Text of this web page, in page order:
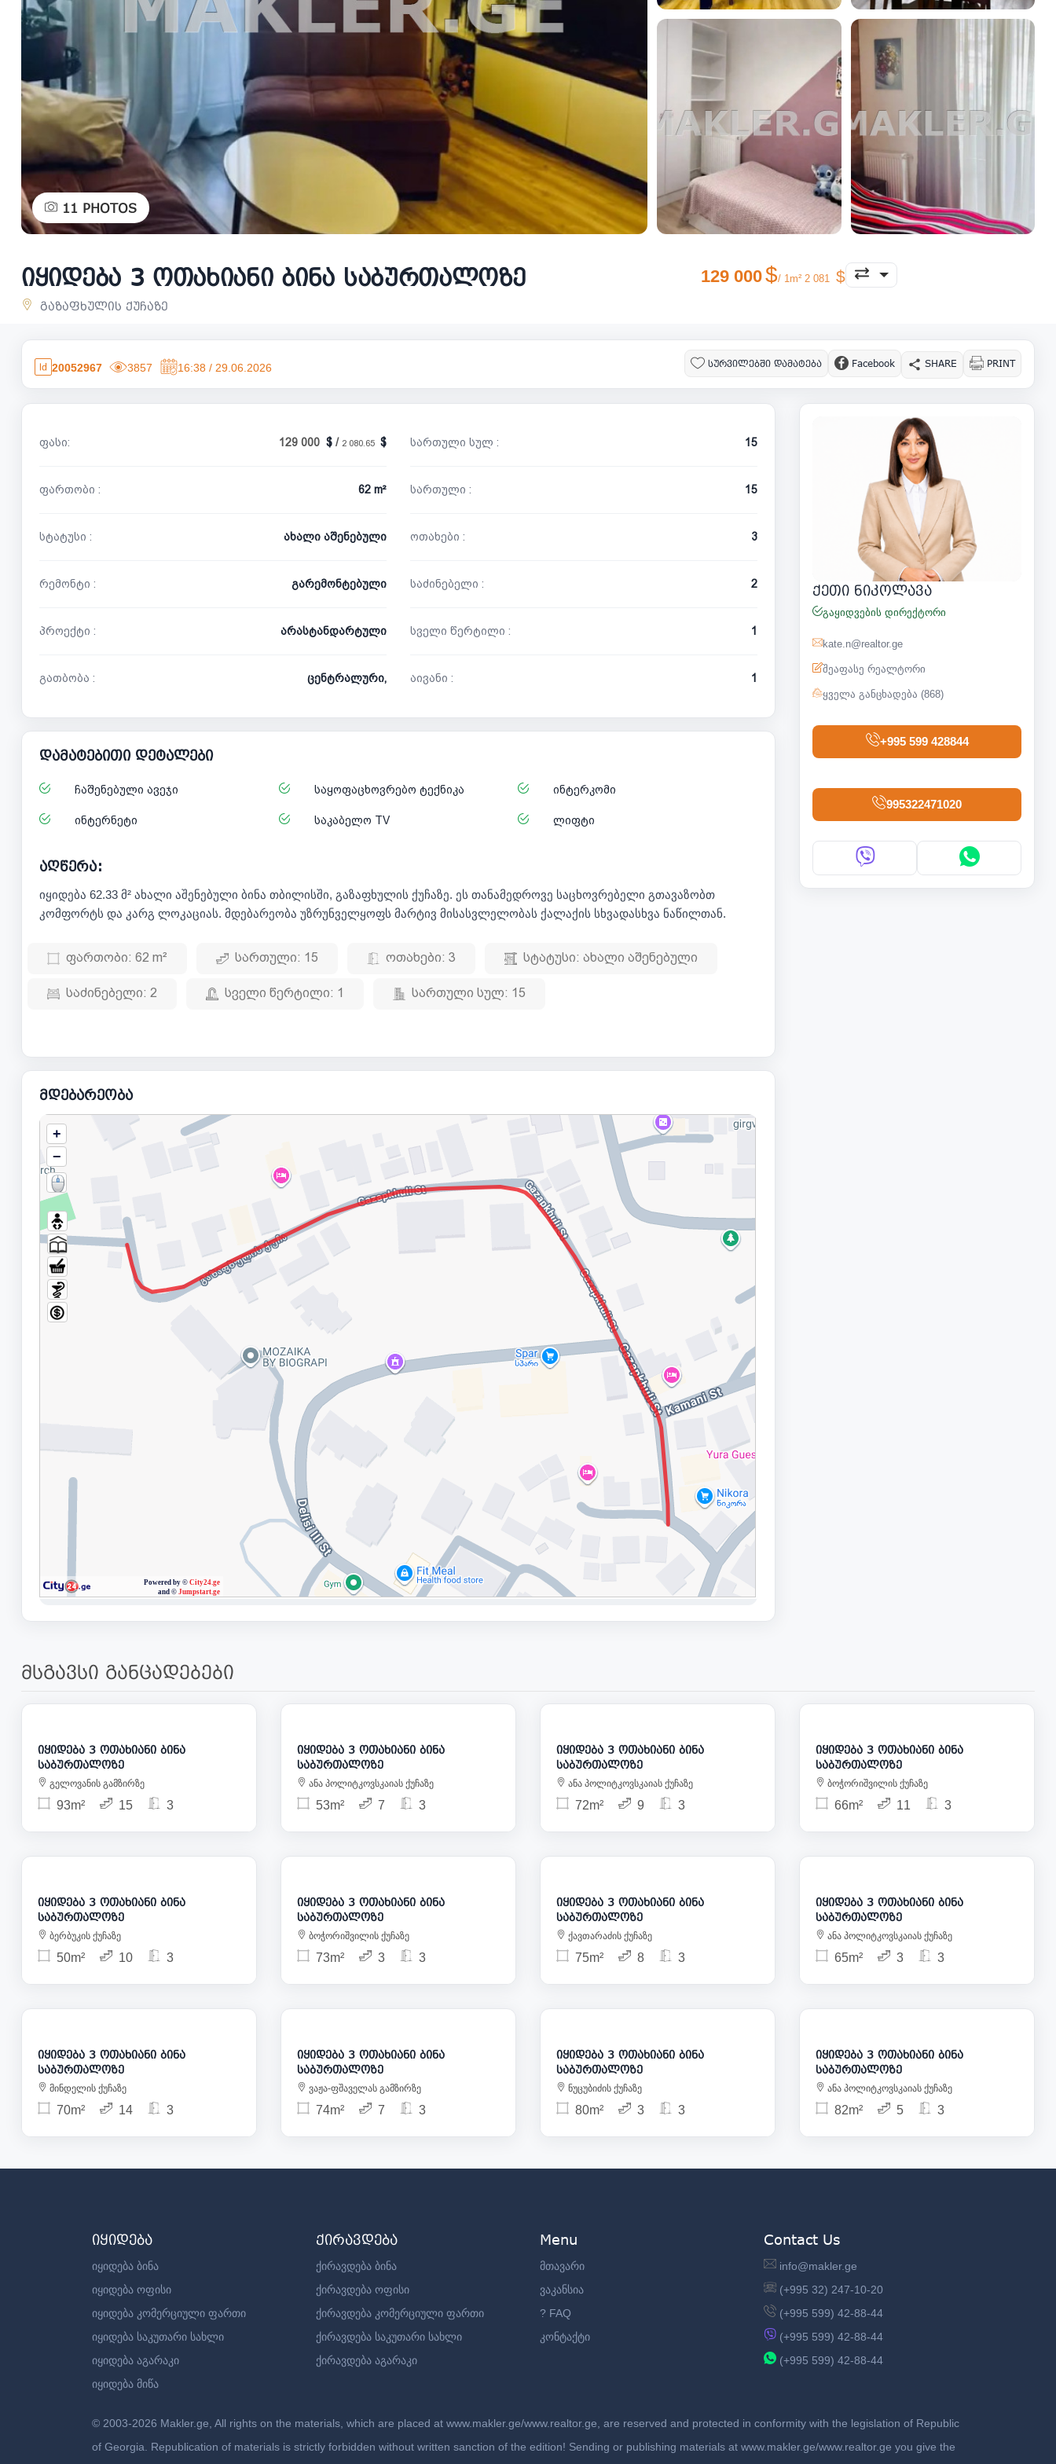
11 PHOTOS
იყიდება 3 ოთახიანი ბინა საბურთალოზე
გაზაფხულის ქუჩაზე
129 000 / 1m² 2 081
20052967 3857 16:38 / 29.06.2026 სურვილებში დამატება Facebook SHARE PRINT
ფასი: 129 000 / 2 080.65
ფართობი : 62 m²
სტატუსი : ახალი აშენებული
რემონტი : გარემონტებული
პროექტი : არასტანდარტული
გათბობა : ცენტრალური,
სართული სულ : 15
სართული : 15
ოთახები : 3
საძინებელი : 2
სველი წერტილი : 1
აივანი : 1
დამატებითი დეტალები
ჩაშენებული ავეჯი საყოფაცხოვრებო ტექნიკა ინტერკომი
ინტერნეტი საკაბელო TV ლიფტი
აღწერა:
იყიდება 62.33 მ² ახალი აშენებული ბინა თბილისში, გაზაფხულის ქუჩაზე. ეს თანამედროვე საცხოვრებელი გთავაზობთ
კომფორტს და კარგ ლოკაციას. მდებარეობა უზრუნველყოფს მარტივ მისასვლელობას ქალაქის სხვადასხვა ნაწილთან.
ფართობი: 62 m² სართული: 15 ოთახები: 3 სტატუსი: ახალი აშენებული
საძინებელი: 2 სველი წერტილი: 1 სართული სულ: 15
მდებარეობა
ქეთი ნიკოლავა
გაყიდვების დირექტორი
kate.n@realtor.ge
შეაფასე რეალტორი
ყველა განცხადება (868)
+995 599 428844
995322471020
მსგავსი განცადებები
146 000
იყიდება 3 ოთახიანი ბინა
საბურთალოზე
გელოვანის გამზირზე
93m² 15 3
125 000
იყიდება 3 ოთახიანი ბინა
საბურთალოზე
ანა პოლიტკოვსკაიას ქუჩაზე
53m² 7 3
145 000
იყიდება 3 ოთახიანი ბინა
საბურთალოზე
ანა პოლიტკოვსკაიას ქუჩაზე
72m² 9 3
138 000
იყიდება 3 ოთახიანი ბინა
საბურთალოზე
ბოჭორიშვილის ქუჩაზე
66m² 11 3
137 000
იყიდება 3 ოთახიანი ბინა
საბურთალოზე
ბერბუკის ქუჩაზე
50m² 10 3
135 000
იყიდება 3 ოთახიანი ბინა
საბურთალოზე
ბოჭორიშვილის ქუჩაზე
73m² 3 3
148 000
იყიდება 3 ოთახიანი ბინა
საბურთალოზე
ქავთარაძის ქუჩაზე
75m² 8 3
143 000
იყიდება 3 ოთახიანი ბინა
საბურთალოზე
ანა პოლიტკოვსკაიას ქუჩაზე
65m² 3 3
147 000
იყიდება 3 ოთახიანი ბინა
საბურთალოზე
მინდელის ქუჩაზე
70m² 14 3
135 000
იყიდება 3 ოთახიანი ბინა
საბურთალოზე
ვაჟა-ფშაველას გამზირზე
74m² 7 3
125 000
იყიდება 3 ოთახიანი ბინა
საბურთალოზე
ნუცუბიძის ქუჩაზე
80m² 3 3
125 000
იყიდება 3 ოთახიანი ბინა
საბურთალოზე
ანა პოლიტკოვსკაიას ქუჩაზე
82m² 5 3
იყიდება
იყიდება ბინა
იყიდება ოფისი
იყიდება კომერციული ფართი
იყიდება საკუთარი სახლი
იყიდება აგარაკი
იყიდება მიწა
ქირავდება
ქირავდება ბინა
ქირავდება ოფისი
ქირავდება კომერციული ფართი
ქირავდება საკუთარი სახლი
ქირავდება აგარაკი
Menu
მთავარი
ვაკანსია
? FAQ
კონტაქტი
Contact Us
info@makler.ge
(+995 32) 247-10-20
(+995 599) 42-88-44
(+995 599) 42-88-44
(+995 599) 42-88-44
© 2003-2026 Makler.ge, All rights on the materials, which are placed at www.makler.ge/www.realtor.ge, are reserved and protected in conformity with the legislation of Republic
of Georgia. Republication of materials is strictly forbidden without written sanction of the edition! Sending or publishing materials at www.makler.ge/www.realtor.ge you give the